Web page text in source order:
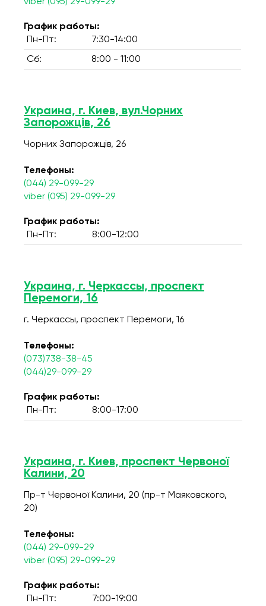
График работы:
Пн-Пт:
7:30-14:00
Сб: 8:00 - 11:00
Украина, г. Киев, вул.Чорних
Запорожців, 26
Чорних Запорожців, 26
Телефоны:
(044) 29-099-29
viber (095) 29-099-29
График работы:
Пн-Пт:
8:00-12:00
Украина, г. Черкассы, проспект
Перемоги, 16
г. Черкассы, проспект Перемоги, 16
Телефоны:
(073)738-38-45
(044)29-099-29
График работы:
Пн-Пт:
8:00-17:00
Украина, г. Киев, проспект Червоної
Калини, 20
Пр-т Червоної Калини, 20 (пр-т Маяковского,
20)
Телефоны:
(044) 29-099-29
viber (095) 29-099-29
График работы:
Пн-Пт:
7:00-19:00